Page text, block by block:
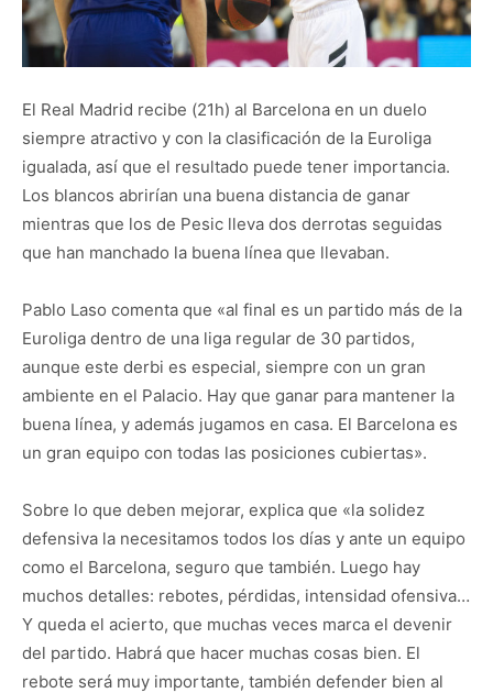
El Real Madrid recibe (21h) al Barcelona en un duelo
siempre atractivo y con la clasificación de la Euroliga
igualada, así que el resultado puede tener importancia.
Los blancos abrirían una buena distancia de ganar
mientras que los de Pesic lleva dos derrotas seguidas
que han manchado la buena línea que llevaban.
Pablo Laso comenta que «al final es un partido más de la
Euroliga dentro de una liga regular de 30 partidos,
aunque este derbi es especial, siempre con un gran
ambiente en el Palacio. Hay que ganar para mantener la
buena línea, y además jugamos en casa. El Barcelona es
un gran equipo con todas las posiciones cubiertas».
Sobre lo que deben mejorar, explica que «la solidez
defensiva la necesitamos todos los días y ante un equipo
como el Barcelona, seguro que también. Luego hay
muchos detalles: rebotes, pérdidas, intensidad ofensiva…
Y queda el acierto, que muchas veces marca el devenir
del partido. Habrá que hacer muchas cosas bien. El
rebote será muy importante, también defender bien al